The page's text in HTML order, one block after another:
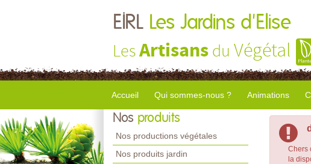
EIRL Les Jardins d'Elise
LesArtisans du Végétal
Accueil Qui sommes-nous ? Animations
Nos produits
Nos productions végétales
Nos produits jardin
Chers
la